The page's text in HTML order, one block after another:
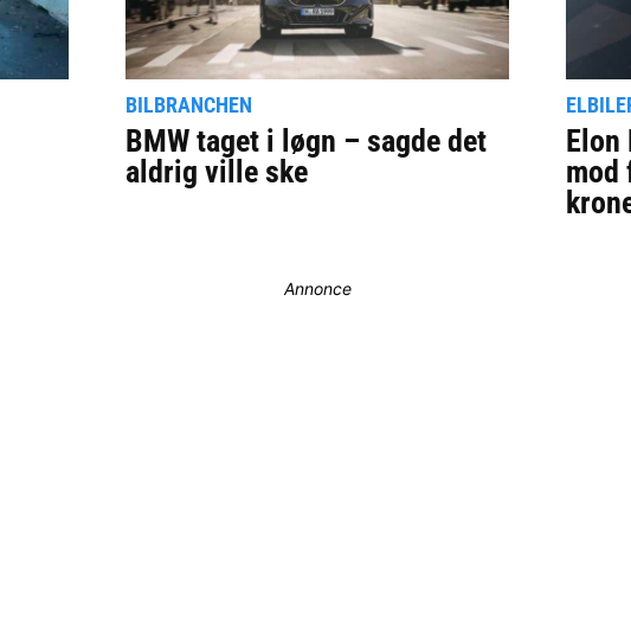
BILBRANCHEN
BMW taget i løgn – sagde det
aldrig ville ske
Elon
mod
Annonce